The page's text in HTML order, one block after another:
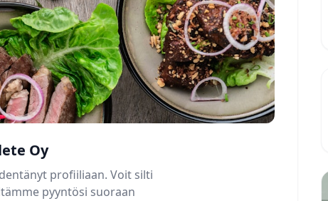
Oy
profiiliaan. Voit silti
pyyntösi suoraan